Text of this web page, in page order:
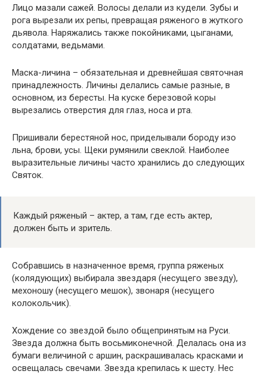
Лицо мазали сажей. Волосы делали из кудели. Зубы и
рога вырезали их репы, превращая ряженого в жуткого
дьявола. Наряжались также покойниками, цыганами,
солдатами, ведьмами.
Маска-личина – обязательная и древнейшая святочная
принадлежность. Личины делались самые разные, в
основном, из бересты. На куске березовой коры
вырезались отверстия для глаз, носа и рта.
Пришивали берестяной нос, приделывали бороду изо
льна, брови, усы. Щеки румянили свеклой. Наиболее
выразительные личины часто хранились до следующих
Святок.
Каждый ряженый – актер, а там, где есть актер,
должен быть и зритель.
Собравшись в назначенное время, группа ряженых
(колядующих) выбирала звездаря (несущего звезду),
мехоношу (несущего мешок), звонаря (несущего
колокольчик).
Хождение со звездой было общепринятым на Руси.
Звезда должна быть восьмиконечной. Делалась она из
бумаги величиной с аршин, раскрашивалась красками и
освещалась свечами. Звезда крепилась к шесту. Нес